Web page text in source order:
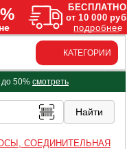
КАТЕГОРИИ
до 50% смотреть
СОЕДИНИТЕЛЬНАЯ